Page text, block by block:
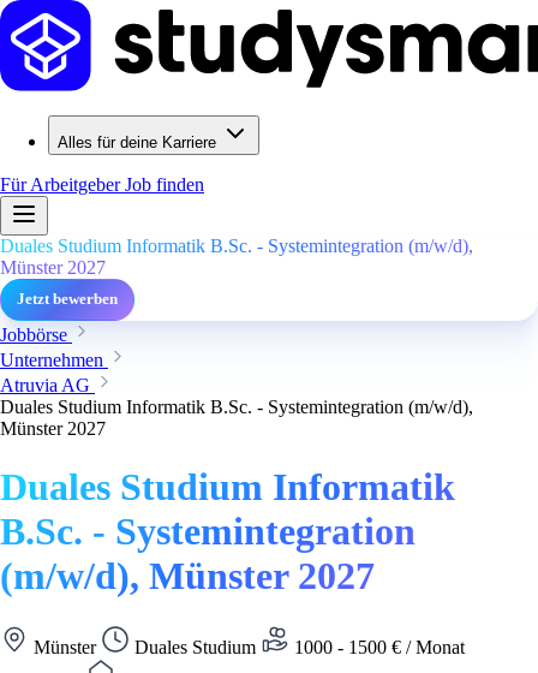
Alles für deine Karriere
Für ArbeitgeberJob finden
Duales Studium Informatik B.Sc. - Systemintegration (m/w/d),
Münster 2027
Jetzt bewerben
Jobbörse
Unternehmen
Atruvia AG
Duales Studium Informatik B.Sc. - Systemintegration (m/w/d),
Münster 2027
Duales Studium Informatik
B.Sc. - Systemintegration
(m/w/d), Münster 2027
Münster Duales Studium
1000 - 1500 € / Monat